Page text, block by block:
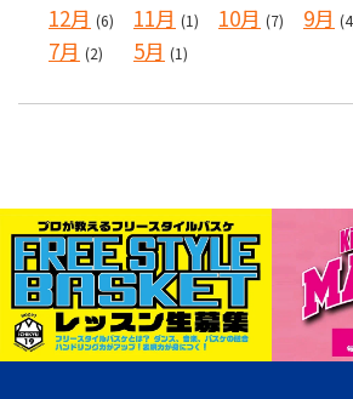
12月 (6) 11月 (1) 10月 (7) 9月
7月 (2) 5月 (1)